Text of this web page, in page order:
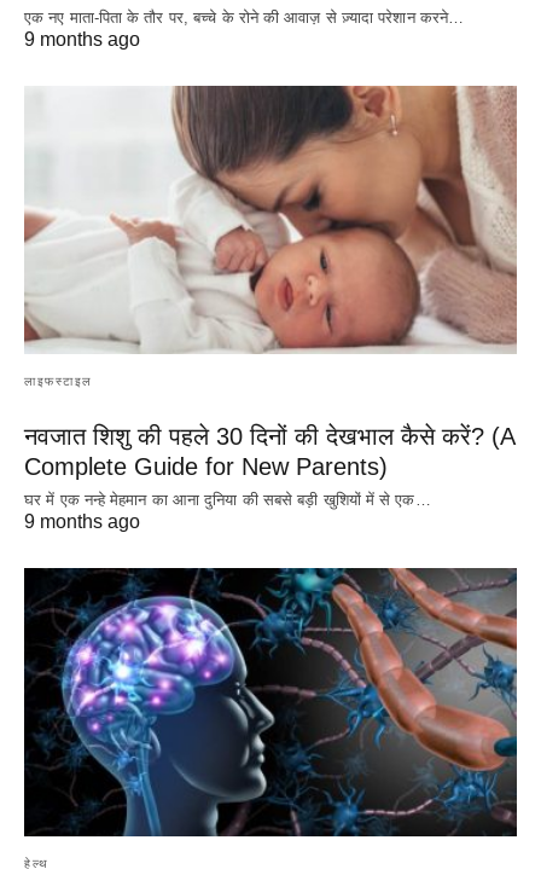
एक नए माता-पिता के तौर पर, बच्चे के रोने की आवाज़ से ज़्यादा परेशान करने…
9 months ago
लाइफस्टाइल
नवजात शिशु की पहले 30 दिनों की देखभाल कैसे करें? (A
Complete Guide for New Parents)
घर में एक नन्हे मेहमान का आना दुनिया की सबसे बड़ी खुशियों में से एक…
9 months ago
हेल्थ